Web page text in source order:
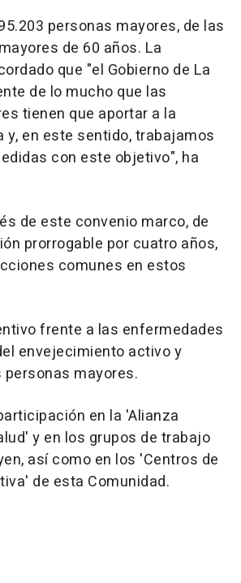
personas mayores, de las
de 60 años. La
que "el Gobierno de La
de lo mucho que las
tienen que aportar a la
y, en este sentido, trabajamos
con este objetivo", ha
de este convenio marco, de
prorrogable por cuatro años,
comunes en estos
frente a las enfermedades
envejecimiento activo y
mayores.
en la 'Alianza
y en los grupos de trabajo
así como en los 'Centros de
de esta Comunidad.